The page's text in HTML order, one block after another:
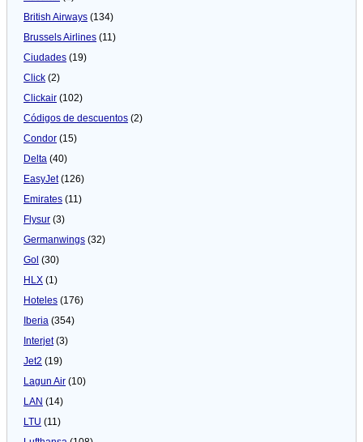
British Airways (134)
Brussels Airlines (11)
Ciudades (19)
Click (2)
Clickair (102)
Códigos de descuentos (2)
Condor (15)
Delta (40)
EasyJet(126)
Emirates (11)
Flysur (3)
Germanwings (32)
Gol (30)
HLX (1)
Hoteles (176)
Iberia (354)
Interjet(3)
Jet2 (19)
Lagun Air (10)
LAN (14)
LTU (11)